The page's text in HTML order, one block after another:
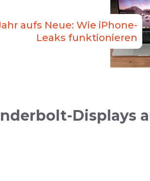
aufs Neue: Wie iPhone-
Leaks funktionieren
Displays